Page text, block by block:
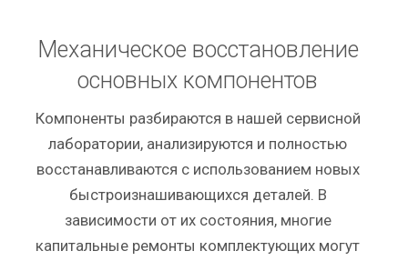
Механическое восстановление
основных компонентов
Компоненты разбираются в нашей сервисной
лаборатории, анализируются и полностью
восстанавливаются с использованием новых
быстроизнашивающихся деталей. В
зависимости от их состояния, многие
капитальные ремонты комплектующих могут